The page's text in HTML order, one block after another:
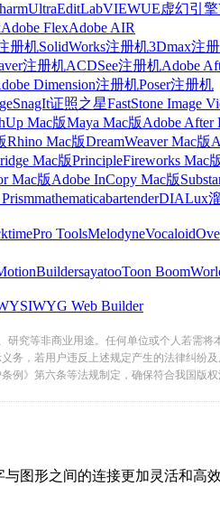
UltraEditLabVIEWUE虚幻引擎
Adobe FlexAdobe AIR
册机SolidWorks注册机3Dmax注
注册机ACDSee注册机Adobe
Dimension注册机Poser注册机
SnagIt证照之星FastStone Image
Mac版Maya Mac版Adobe After
Rhino Mac版DreamWeaver Mac版
Mac版PrincipleFireworks Mac
Mac版Adobe InCopy Mac版
mathematicabartenderDIALux
Pro ToolsMelodyneVocaloid
sayatooToon Boom
Web Builder
究等非商业用途。任何单位或个人若需
，若用户违反上述规定产生的法律纠
例》第六条等法规制定，确保符合我国版权
与图形之间的连接更加灵活和